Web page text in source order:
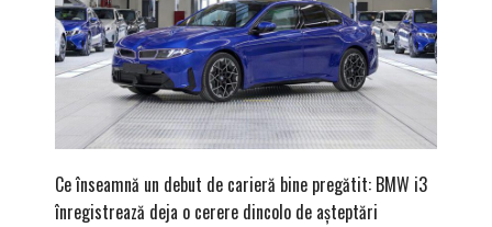
Ce înseamnă un debut de carieră bine pregătit: BMW i3
înregistrează deja o cerere dincolo de așteptări